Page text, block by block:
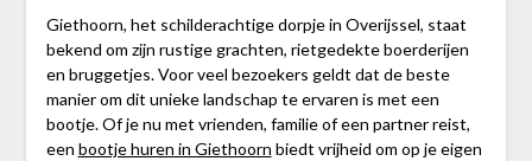
Giethoorn, het schilderachtige dorpje in Overijssel, staat
bekend om zijn rustige grachten, rietgedekte boerderijen
en bruggetjes. Voor veel bezoekers geldt dat de beste
manier om dit unieke landschap te ervaren is met een
bootje. Of je nu met vrienden, familie of een partner reist,
een bootje huren in Giethoorn biedt vrijheid om op je eigen